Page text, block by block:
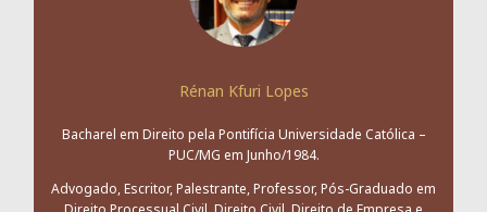
Rénan Kfuri Lopes
Bacharel em Direito pela Pontifícia Universidade Católica –
PUC/MG em Junho/1984.
Advogado, Escritor, Palestrante, Professor, Pós-Graduado em